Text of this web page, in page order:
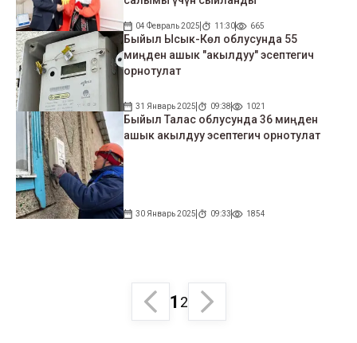
04 Февраль 2025 11:30 665
Быйыл Ысык-Көл облусунда 55
миңден ашык "акылдуу" эсептегич
орнотулат
31 Январь 2025 09:38 1021
Быйыл Талас облусунда 36 миңден
ашык акылдуу эсептегич орнотулат
30 Январь 2025 09:33 1854
1 2